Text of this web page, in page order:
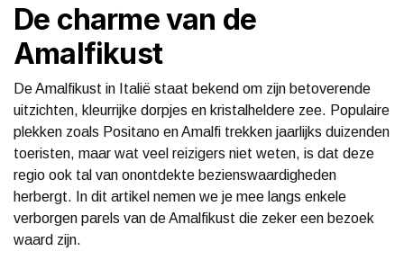
De charme van de
Amalfikust
De Amalfikust in Italië staat bekend om zijn betoverende
uitzichten, kleurrijke dorpjes en kristalheldere zee. Populaire
plekken zoals Positano en Amalfi trekken jaarlijks duizenden
toeristen, maar wat veel reizigers niet weten, is dat deze
regio ook tal van onontdekte bezienswaardigheden
herbergt. In dit artikel nemen we je mee langs enkele
verborgen parels van de Amalfikust die zeker een bezoek
waard zijn.